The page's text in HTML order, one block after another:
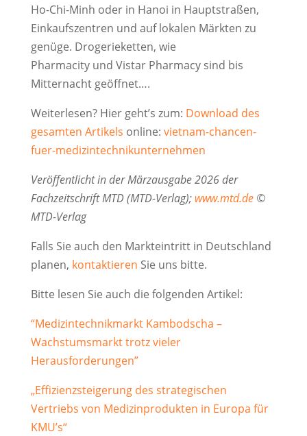
Ho-Chi-Minh oder in Hanoi in Hauptstraßen,
Einkaufszentren und auf lokalen Märkten zu
genüge. Drogerieketten, wie
Pharmacity und Vistar Pharmacy sind bis
Mitternacht geöffnet….
Weiterlesen? Hier geht’s zum: Download des
gesamten Artikels online: vietnam-chancen-
fuer-medizintechnikunternehmen
Veröffentlicht in der Märzausgabe 2026 der
Fachzeitschrift MTD (MTD-Verlag); www.mtd.de ©
MTD-Verlag
Falls Sie auch den Markteintritt in Deutschland
planen, kontaktieren Sie uns bitte.
Bitte lesen Sie auch die folgenden Artikel:
“Medizintechnikmarkt Kambodscha –
Wachstumsmarkt trotz vieler
Herausforderungen”
„Effizienzsteigerung des strategischen
Vertriebs von Medizinprodukten in Europa für
KMU’s“